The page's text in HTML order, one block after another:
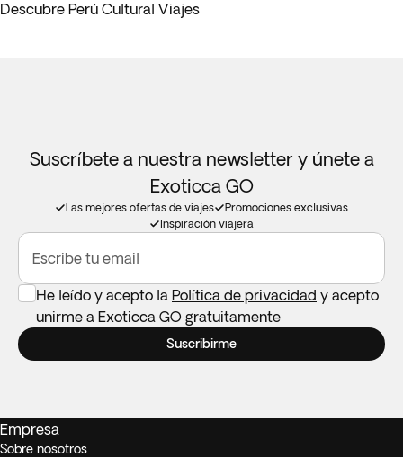
Descubre Perú Cultural Viajes
Suscríbete a nuestra newsletter y únete a
Exoticca GO
Las mejores ofertas de viajes
Promociones exclusivas
Inspiración viajera
Escribe tu email
He leído y acepto la Política de privacidad y acepto
unirme a Exoticca GO gratuitamente
Suscribirme
Empresa
Sobre nosotros